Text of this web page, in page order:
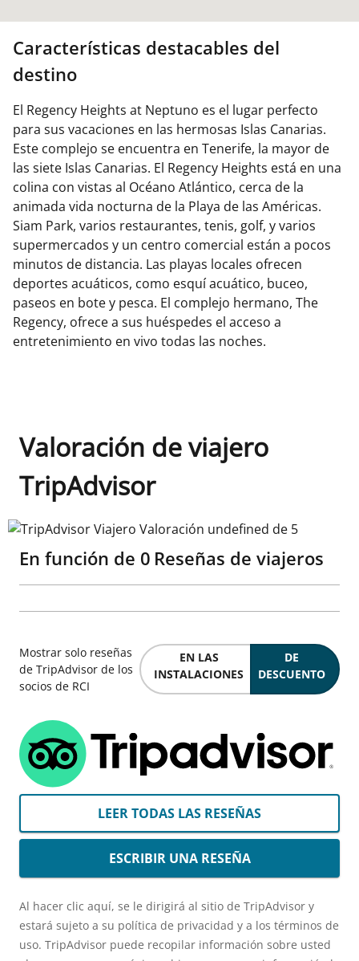
Características destacables del
destino
El Regency Heights at Neptuno es el lugar perfecto
para sus vacaciones en las hermosas Islas Canarias.
Este complejo se encuentra en Tenerife, la mayor de
las siete Islas Canarias. El Regency Heights está en una
colina con vistas al Océano Atlántico, cerca de la
animada vida nocturna de la Playa de las Américas.
Siam Park, varios restaurantes, tenis, golf, y varios
supermercados y un centro comercial están a pocos
minutos de distancia. Las playas locales ofrecen
deportes acuáticos, como esquí acuático, buceo,
paseos en bote y pesca. El complejo hermano, The
Regency, ofrece a sus huéspedes el acceso a
entretenimiento en vivo todas las noches.
Valoración de viajero
TripAdvisor
TripAdvisor Viajero Valoración undefined de 5
En función de 0 Reseñas de viajeros
Mostrar solo reseñas
de TripAdvisor de los
socios de RCI
EN LAS
INSTALACIONES
DE
DESCUENTO
LEER TODAS LAS RESEÑAS
ESCRIBIR UNA RESEÑA
Al hacer clic aquí, se le dirigirá al sitio de TripAdvisor y
estará sujeto a su política de privacidad y a los términos de
uso. TripAdvisor puede recopilar información sobre usted